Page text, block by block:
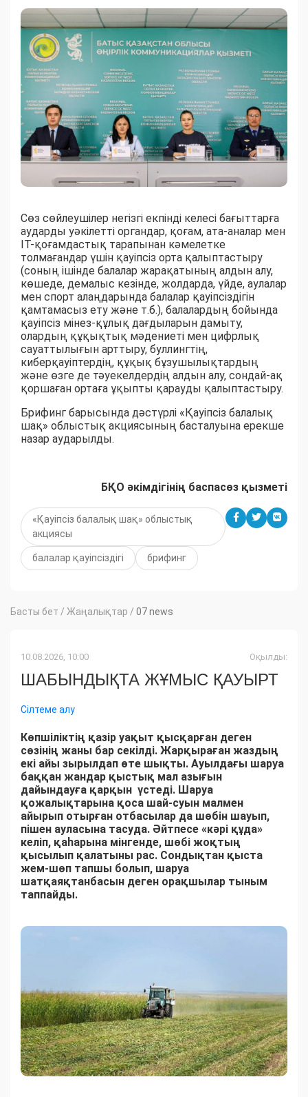
Сөз сөйлеушілер негізгі екпінді келесі бағыттарға
аударды уәкілетті органдар, қоғам, ата-аналар мен
IT-қоғамдастық тарапынан кәмелетке
толмағандар үшін қауіпсіз орта қалыптастыру
(соның ішінде балалар жарақатының алдын алу,
көшеде, демалыс кезінде, жолдарда, үйде, аулалар
мен спорт алаңдарында балалар қауіпсіздігін
қамтамасыз ету және т.б.), балалардың бойында
қауіпсіз мінез-құлық дағдыларын дамыту,
олардың құқықтық мәдениеті мен цифрлық
сауаттылығын арттыру, буллингтің,
киберқауіптердің, құқық бұзушылықтардың
және өзге де тәуекелдердің алдын алу, сондай-ақ
қоршаған ортаға ұқыпты қарауды қалыптастыру.
Брифинг барысында дәстүрлі «Қауіпсіз балалық
шақ» облыстық акциясының басталуына ерекше
назар аударылды.
БҚО әкімдігінің баспасөз қызметі
«Қауіпсіз балалық шақ» облыстық
акциясы
балалар қауіпсіздігі брифинг
Басты бет / Жаңалықтар / 07 news
10.08.2026, 10:00 Оқылды:
ШАБЫНДЫҚТА ЖҰМЫС ҚАУЫРТ
Сілтеме алу
Көпшіліктің қазір уақыт қысқарған деген
сөзінің жаны бар секілді. Жарқыраған жаздың
екі айы зырылдап өте шықты. Ауылдағы шаруа
баққан жандар қыстық мал азығын
дайындауға қарқын үстеді. Шаруа
қожалықтарына қоса шай-суын малмен
айырып отырған отбасылар да шөбін шауып,
пішен ауласына тасуда. Әйтпесе «кәрі құда»
келіп, қаһарына мінгенде, шөбі жоқтың
қысылып қалатыны рас. Сондықтан қыста
жем-шөп тапшы болып, шаруа
шатқаяқтанбасын деген орақшылар тыным
таппайды.